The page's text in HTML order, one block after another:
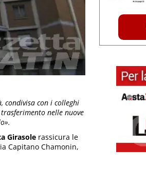
condivisa con i colleghi
nelle nuove
Girasole rassicura le
Capitano Chamonin,